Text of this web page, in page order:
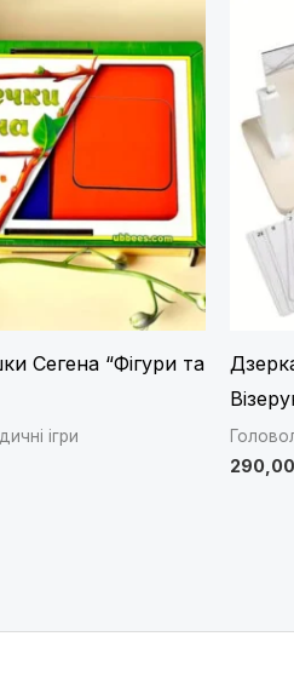
Сегена “Фігури та
ігри
290,00